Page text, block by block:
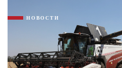
НОВОСТИ